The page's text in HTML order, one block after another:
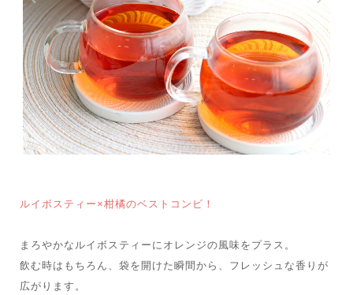
ルイボスティー×柑橘のベストコンビ！
まろやかなルイボスティーにオレンジの風味をプラス。
飲む時はもちろん、袋を開けた瞬間から、フレッシュな香りが
広がります。